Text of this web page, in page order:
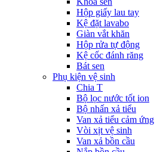
Hộp giấy lau tay
Kệ đặt lavabo
Giàn vắt khăn
Hộp rửa tự động
Kệ cốc đánh răng
Bát sen
Phụ kiện vệ sinh
Chia T
Bộ lọc nước tốt ion
Bộ nhấn xả tiểu
Van xả tiểu cảm ứng
Vòi xịt vệ sinh
Van xả bồn cầu